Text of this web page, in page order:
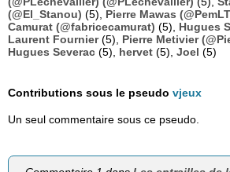
(@El_Stanou) (5), Pierre Mawas
Camurat (@fabricecamurat) (5), Hugues
Laurent Fournier(5), Pierre Metivier
Hugues Severac (5), hervet (5), Joel (5)
Contributions sous le pseudo vjeux
Un seul commentaire sous ce pseudo.